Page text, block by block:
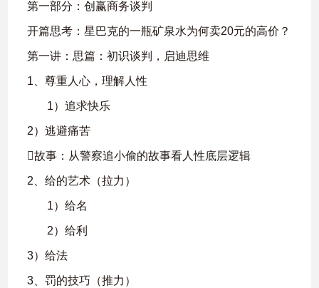
第一部分：创赢商务谈判
开篇思考：星巴克的一瓶矿泉水为何卖20元的高价？
第一讲：思篇：初识谈判，启迪思维
1、尊重人心，理解人性
1）追求快乐
2）逃避痛苦
故事：从警察追小偷的故事看人性底层逻辑
2、给的艺术（拉力）
1）给名
2）给利
3）给法
3、罚的技巧（推力）